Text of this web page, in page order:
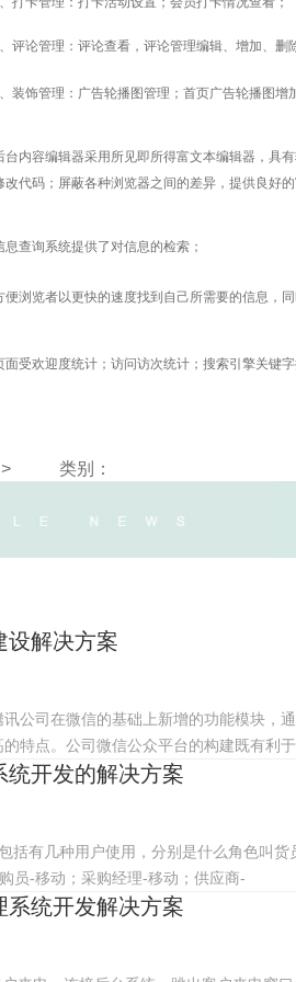
、评论管理：评论查看，评论管理编辑、增加、删
、装饰管理：广告轮播图管理；首页广告轮播图增
台内容编辑器采用所见即所得富文本编辑器，具
改代码；屏蔽各种浏览器之间的差异，提供良好的
息查询系统提供了对信息的检索；
便浏览者以更快的速度找到自己所需要的信息，
面受欢迎度统计；访问访次统计；搜索引擎关键
类别：
设解决方案
公司在微信的基础上新增的功能模块，
特点。公司微信公众平台的构建既有利于
统开发的解决方案
有几种用户使用，分别是什么角色叫
员-移动；采购经理-移动；供应商-
系统开发解决方案